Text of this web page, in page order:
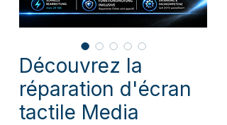
Découvrez la
réparation d'écran
tactile Media